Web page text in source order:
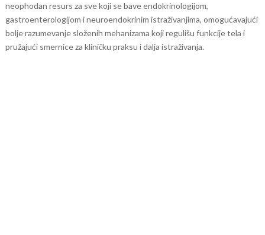
neophodan resurs za sve koji se bave endokrinologijom,
gastroenterologijom i neuroendokrinim istraživanjima, omogućavajući
bolje razumevanje složenih mehanizama koji regulišu funkcije tela i
pružajući smernice za kliničku praksu i dalja istraživanja.